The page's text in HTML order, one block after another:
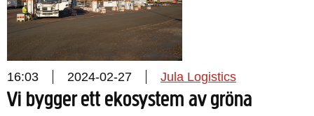
16:03 2024-02-27 Jula Logistics
Vi bygger ett ekosystem av gröna